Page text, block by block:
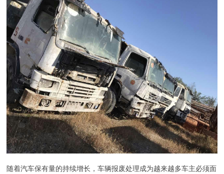
随着汽车保有量的持续增长，车辆报废处理成为越来越多车主必须面